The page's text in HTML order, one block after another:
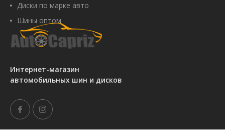
Интернет-магазин
автомобильных шин и дисков
Диски по марке авто
Шины оптом